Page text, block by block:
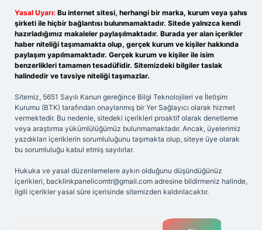
Yasal Uyarı: Bu internet sitesi, herhangi bir marka, kurum veya şahıs
şirketi ile hiçbir bağlantısı bulunmamaktadır. Sitede yalnızca kendi
hazırladığımız makaleler paylaşılmaktadır. Burada yer alan içerikler
haber niteliği taşımamakta olup, gerçek kurum ve kişiler hakkında
paylaşım yapılmamaktadır. Gerçek kurum ve kişiler ile isim
benzerlikleri tamamen tesadüfidir. Sitemizdeki bilgiler taslak
halindedir ve tavsiye niteliği taşımazlar.
Sitemiz, 5651 Sayılı Kanun gereğince Bilgi Teknolojileri ve İletişim
Kurumu (BTK) tarafından onaylanmış bir Yer Sağlayıcı olarak hizmet
vermektedir. Bu nedenle, sitedeki içerikleri proaktif olarak denetleme
veya araştırma yükümlülüğümüz bulunmamaktadır. Ancak, üyelerimiz
yazdıkları içeriklerin sorumluluğunu taşımakta olup, siteye üye olarak
bu sorumluluğu kabul etmiş sayılırlar.
Hukuka ve yasal düzenlemelere aykırı olduğunu düşündüğünüz
içerikleri, backlinkpanelicomtr@gmail.com adresine bildirmeniz halinde,
ilgili içerikler yasal süre içerisinde sitemizden kaldırılacaktır.